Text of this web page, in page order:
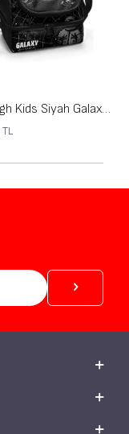
Coral High Kids Siyah Galaxy Desenli Thermo İki Katlı Beslenme Çantası 37219
TL